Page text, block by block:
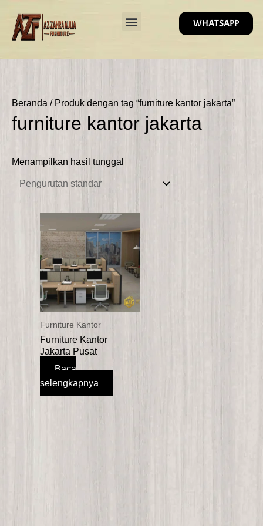
konten
WHATSAPP
Beranda / Produk dengan tag “furniture kantor jakarta”
furniture kantor jakarta
Menampilkan hasil tunggal
Furniture Kantor
Furniture Kantor
Jakarta Pusat
Baca
selengkapnya